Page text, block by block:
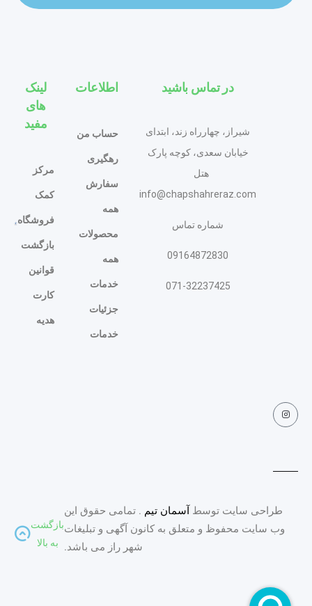
در تماس باشید
شیراز، چهارراه زند، ابتدای
خیابان سعدی، کوچه پارک
هتل
info@chapshahreraz.com
شماره تماس
09164872830
071-32237425
اطلاعات
حساب من
رهگیری
سفارش
همه
محصولات
همه
خدمات
جزئیات
خدمات
لینک
های
مفید
مرکز
کمک
فروشگاه
بازگشت
قوانین
کارت
هدیه
طراحی سایت توسط آسمان تیم . تمامی حقوق این
وب سایت محفوظ و متعلق به کانون آگهی و تبلیغات
شهر راز می باشد.
بازگشت
به بالا